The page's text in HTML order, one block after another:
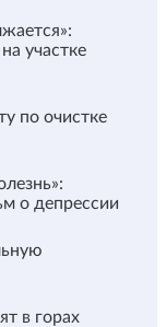
участке
по очистке
о депрессии
в горах